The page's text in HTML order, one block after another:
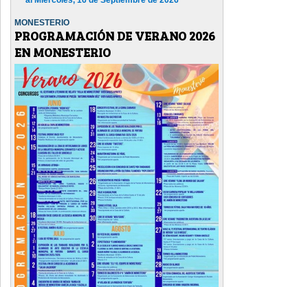
MONESTERIO
PROGRAMACIÓN DE VERANO 2026
EN MONESTERIO